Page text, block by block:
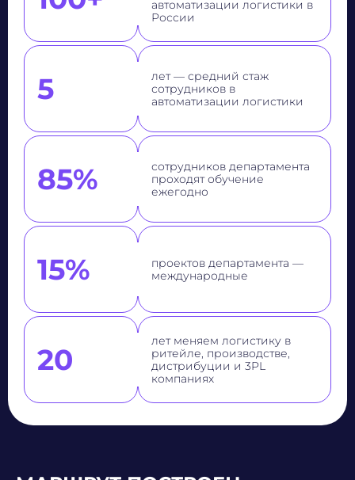
автоматизации логистики в
России
5
лет — средний стаж
сотрудников в
автоматизации логистики
85%
сотрудников департамента
проходят обучение
ежегодно
15%
проектов департамента —
международные
20
лет меняем логистику в
ритейле, производстве,
дистрибуции и 3PL
компаниях